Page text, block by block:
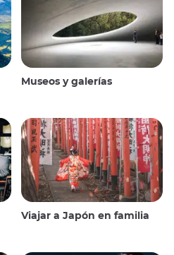
Museos y galerías
Viajar a Japón en familia